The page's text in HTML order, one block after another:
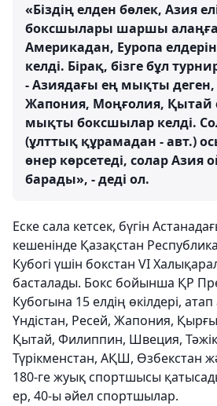
«Біздің елден бөлек, Азия
боксшылары шаршы
Америкадан, Еуропа
келді. Бірақ, бізге бұл
- Азиядағы ең мықты деген,
Жапония, Моңғолия, Қытай
мықты боксшылар келді.
(ұлттық құрамадан - авт.)
өнер көрсетеді, солар
барады», - деді ол.
Еске сала кетсек, бүгін
кешенінде Қазақстан
Кубогі үшін бокстан VI
басталады. Бокс бойынша ҚР
Кубогына 15 елдің өкілдері,
Үндістан, Ресей, Жапония,
Қытай, Филиппин, Швеция,
Түрікменстан, АҚШ, Өзбекстан
180-ге жуық спортшысы
ер, 40-ы әйел спортшылар.